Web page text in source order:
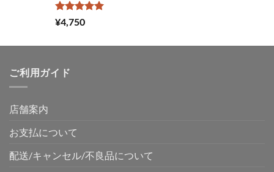
5段階中
5.00
¥4,750
ご利用ガイド
店舗案内
お支払について
配送/キャンセル/不良品について